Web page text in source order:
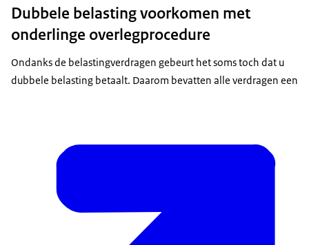
Dubbele belasting voorkomen met
onderlinge overlegprocedure
Ondanks de belastingverdragen gebeurt het soms toch dat u
dubbele belasting betaalt. Daarom bevatten alle verdragen een